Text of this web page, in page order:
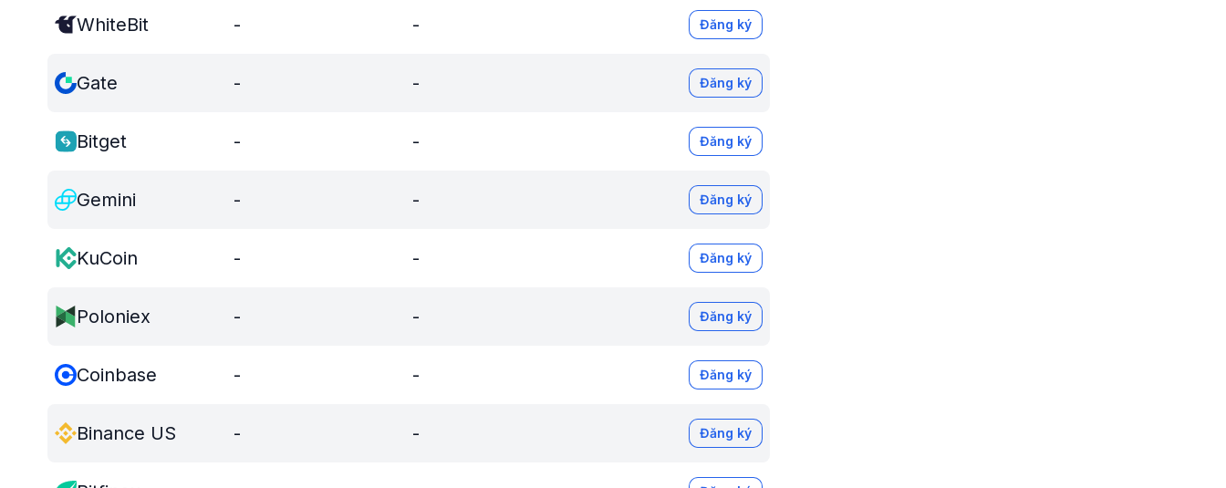
WhiteBit - - Đăng ký
Gate - - Đăng ký
Bitget - - Đăng ký
Gemini - - Đăng ký
KuCoin - - Đăng ký
Poloniex - - Đăng ký
Coinbase - - Đăng ký
Binance US - - Đăng ký